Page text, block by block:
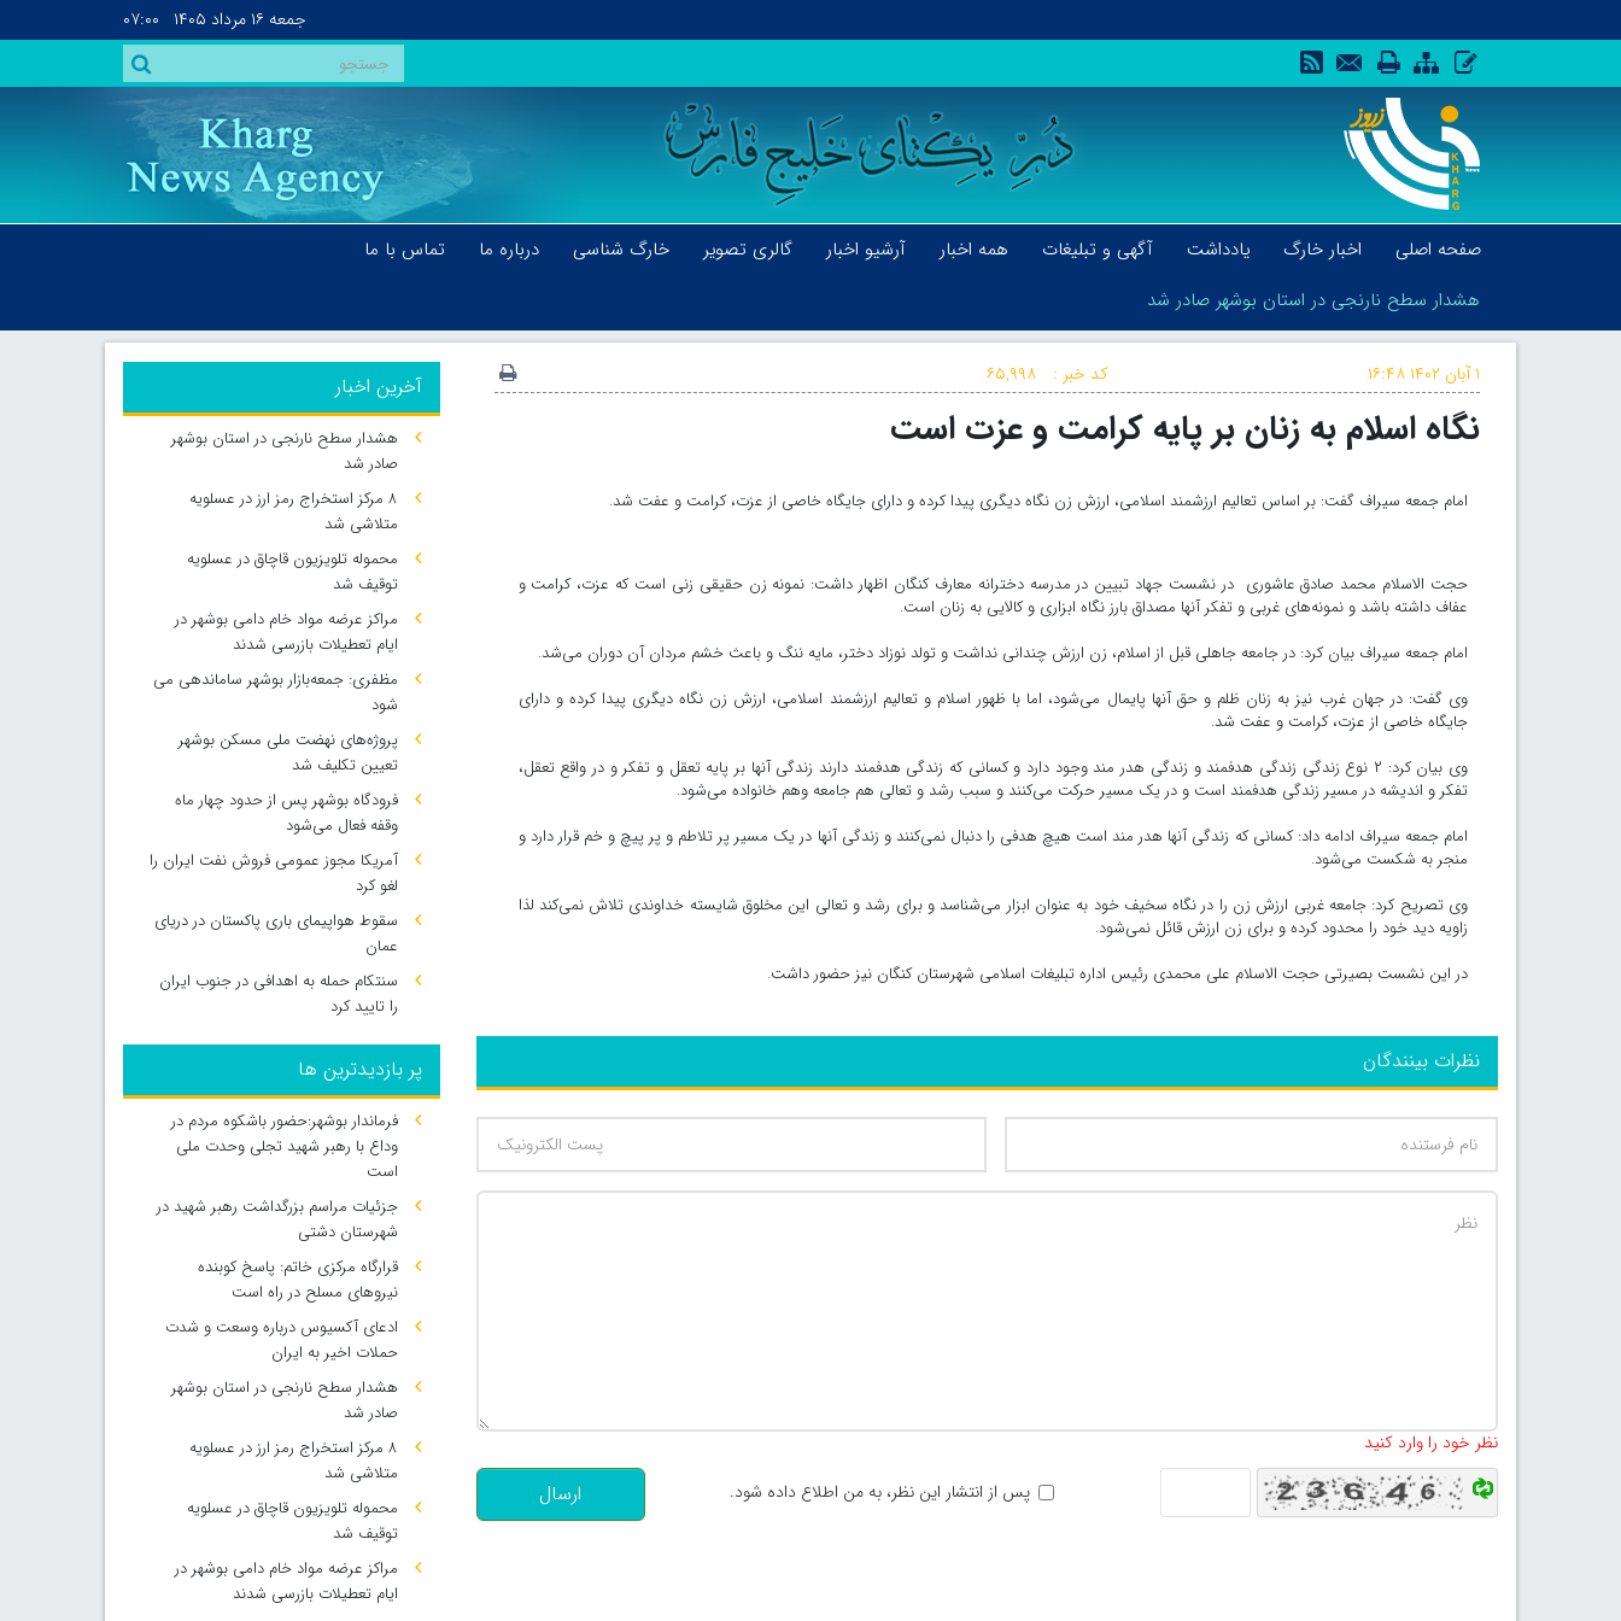
جمعه ۱۶ مرداد ۱۴۰۵ ۰۷:۰۰
صفحه اصلی اخبار خارگ یادداشت آگهی و تبلیغات همه اخبار آرشیو اخبار گالری تصویر خارگ شناسی درباره ما
تماس با ما
هشدار سطح نارنجی در استان بوشهر صادر شد
هشدار سطح نارنجی در استان بوشهر صادر شد
کد خبر : ۶۵,۹۹۸ ۱ آبان ۱۴۰۲ ۱۶:۴۸
نگاه اسلام به زنان بر پایه کرامت و عزت است
امام جمعه سیراف گفت: بر اساس تعالیم ارزشمند اسلامی، ارزش زن نگاه دیگری پیدا کرده و دارای جایگاه خاصی از عزت، کرامت و عفت شد.
حجت الاسلام محمد صادق عاشوری در نشست جهاد تبیین در مدرسه دخترانه معارف کنگان اظهار داشت: نمونه زن حقیقی زنی است که عزت، کرامت و
عفاف داشته باشد و نمونه‌های غربی و تفکر آنها مصداق بارز نگاه ابزاری و کالایی به زنان است.
امام جمعه سیراف بیان کرد: در جامعه جاهلی قبل از اسلام، زن ارزش چندانی نداشت و تولد نوزاد دختر، مایه ننگ و باعث خشم مردان آن دوران می‌شد.
وی گفت: در جهان غرب نیز به زنان ظلم و حق آنها پایمال می‌شود، اما با ظهور اسلام و تعالیم ارزشمند اسلامی، ارزش زن نگاه دیگری پیدا کرده و دارای
جایگاه خاصی از عزت، کرامت و عفت شد.
وی بیان کرد: ۲ نوع زندگی زندگی هدفمند و زندگی هدر مند وجود دارد و کسانی که زندگی هدفمند دارند زندگی آنها بر پایه تعقل و تفکر و در واقع تعقل،
تفکر و اندیشه در مسیر زندگی هدفمند است و در یک مسیر حرکت می‌کنند و سبب رشد و تعالی هم جامعه وهم خانواده می‌شود.
امام جمعه سیراف ادامه داد: کسانی که زندگی آنها هدر مند است هیچ هدفی را دنبال نمی‌کنند و زندگی آنها در یک مسیر پر تلاطم و پر پیچ و خم قرار دارد و
منجر به شکست می‌شود.
وی تصریح کرد: جامعه غربی ارزش زن را در نگاه سخیف خود به عنوان ابزار می‌شناسد و برای رشد و تعالی این مخلوق شایسته خداوندی تلاش نمی‌کند لذا
زاویه دید خود را محدود کرده و برای زن ارزش قائل نمی‌شود.
در این نشست بصیرتی حجت الاسلام علی محمدی رئیس اداره تبلیغات اسلامی شهرستان کنگان نیز حضور داشت.
نظرات بینندگان
نظر خود را وارد کنید
پس از انتشار این نظر، به من اطلاع داده شود.
ارسال
آخرین اخبار
هشدار سطح نارنجی در استان بوشهر
صادر شد
۸ مرکز استخراج رمز ارز در عسلویه
متلاشی شد
محموله تلویزیون قاچاق در عسلویه
توقیف شد
مراکز عرضه مواد خام دامی بوشهر در
ایام تعطیلات بازرسی شدند
مظفری: جمعه‌بازار بوشهر ساماندهی می‌
شود
پروژه‌های نهضت ملی مسکن بوشهر
تعیین تکلیف شد
فرودگاه بوشهر پس از حدود چهار ماه
وقفه فعال می‌شود
آمریکا مجوز عمومی فروش نفت ایران را
لغو کرد
سقوط هواپیمای باری پاکستان در دریای
عمان
سنتکام حمله به اهدافی در جنوب ایران
را تایید کرد
پر بازدیدترین ها
فرماندار بوشهر:حضور باشکوه مردم در
وداع با رهبر شهید تجلی وحدت ملی
است
جزئیات مراسم بزرگداشت رهبر شهید در
شهرستان دشتی
قرارگاه مرکزی خاتم: پاسخ کوبنده
نیروهای مسلح در راه است
ادعای آکسیوس درباره وسعت و شدت
حملات اخیر به ایران
هشدار سطح نارنجی در استان بوشهر
صادر شد
۸ مرکز استخراج رمز ارز در عسلویه
متلاشی شد
محموله تلویزیون قاچاق در عسلویه
توقیف شد
مراکز عرضه مواد خام دامی بوشهر در
ایام تعطیلات بازرسی شدند